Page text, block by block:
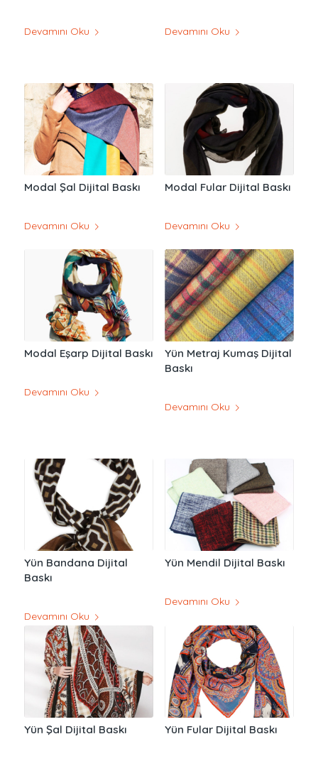
Devamını Oku Devamını Oku
Modal Şal Dijital Baskı
Devamını Oku
Modal Fular Dijital Baskı
Devamını Oku
Modal Eşarp Dijital Baskı
Devamını Oku
Yün Metraj Kumaş Dijital
Baskı
Devamını Oku
Yün Bandana Dijital
Baskı
Devamını Oku
Yün Mendil Dijital Baskı
Devamını Oku
Yün Şal Dijital Baskı Yün Fular Dijital Baskı